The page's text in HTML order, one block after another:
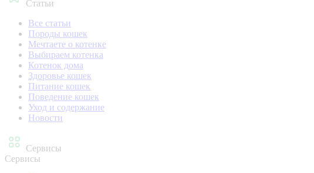
Статьи
Все статьи
Породы кошек
Мечтаете о котенке
Выбираем котенка
Котенок дома
Здоровье кошек
Питание кошек
Поведение кошек
Уход и содержание
Новости
Сервисы
Сервисы